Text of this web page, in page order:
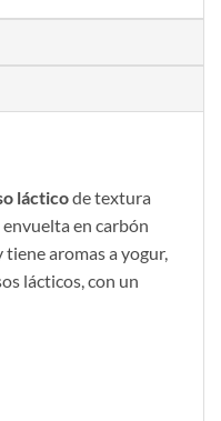
lácticode textura
en carbón
aromas a yogur,
lácticos, con un